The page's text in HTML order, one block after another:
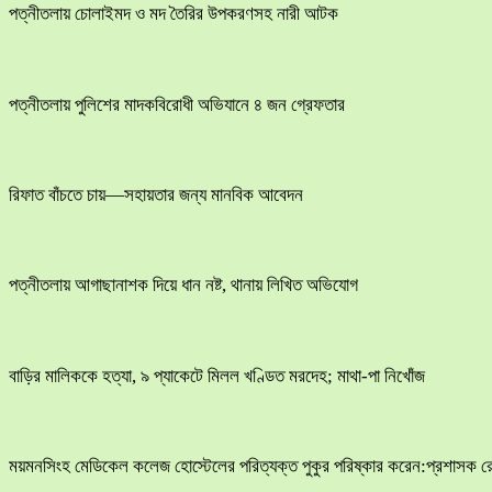
পত্নীতলায় চোলাইমদ ও মদ তৈরির উপকরণসহ নারী আটক
পত্নীতলায় পুলিশের মাদকবিরোধী অভিযানে ৪ জন গ্রেফতার
রিফাত বাঁচতে চায়—সহায়তার জন্য মানবিক আবেদন
পত্নীতলায় আগাছানাশক দিয়ে ধান নষ্ট, থানায় লিখিত অভিযোগ
বাড়ির মালিককে হত্যা, ৯ প্যাকেটে মিলল খণ্ডিত মরদেহ; মাথা-পা নিখোঁজ
ময়মনসিংহ মেডিকেল কলেজ হোস্টেলের পরিত্যক্ত পুকুর পরিষ্কার করেন:প্রশাসক